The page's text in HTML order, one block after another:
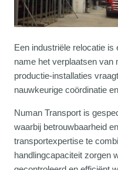
Een industriële relocatie is
name het verplaatsen van
productie-installaties
nauwkeurige coördinatie
Numan Transport is
waarbij betrouwbaarheid
transportexpertise te
handlingcapaciteit zorgen